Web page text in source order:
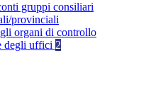
gruppi consiliari
provinciali
organi di controllo
degli uffici 2